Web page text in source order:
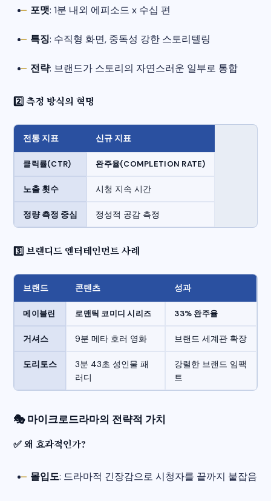
포맷: 1분 내외 에피소드 x 수십 편
특징: 수직형 화면, 중독성 강한 스토리텔링
전략: 브랜드가 스토리의 자연스러운 일부로 통합
2️⃣ 측정 방식의 혁명
전통 지표 신규 지표
클릭률(CTR) 완주율(COMPLETION RATE)
노출 횟수 시청 지속 시간
정량 측정 중심 정성적 공감 측정
3️⃣ 브랜디드 엔터테인먼트 사례
브랜드 콘텐츠 성과
메이블린 로맨틱 코미디 시리즈 33% 완주율
거셔스 9분 메타 호러 영화 브랜드 세계관 확장
도리토스
3분 43초 성인물 패
러디
강렬한 브랜드 임팩
트
🎭마이크로드라마의 전략적 가치
✅ 왜 효과적인가?
몰입도: 드라마적 긴장감으로 시청자를 끝까지 붙잡음